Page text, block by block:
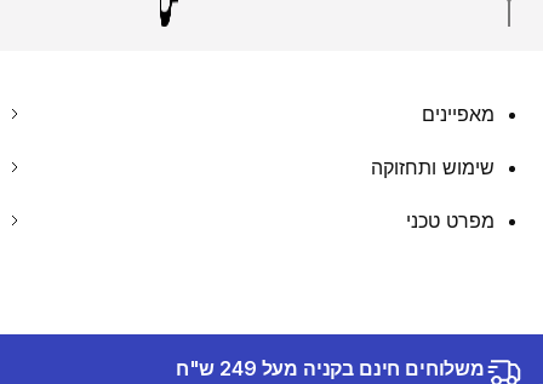
מאפיינים
שימוש ותחזוקה
מפרט טכני
משלוחים חינם בקניה מעל 249 ש"ח